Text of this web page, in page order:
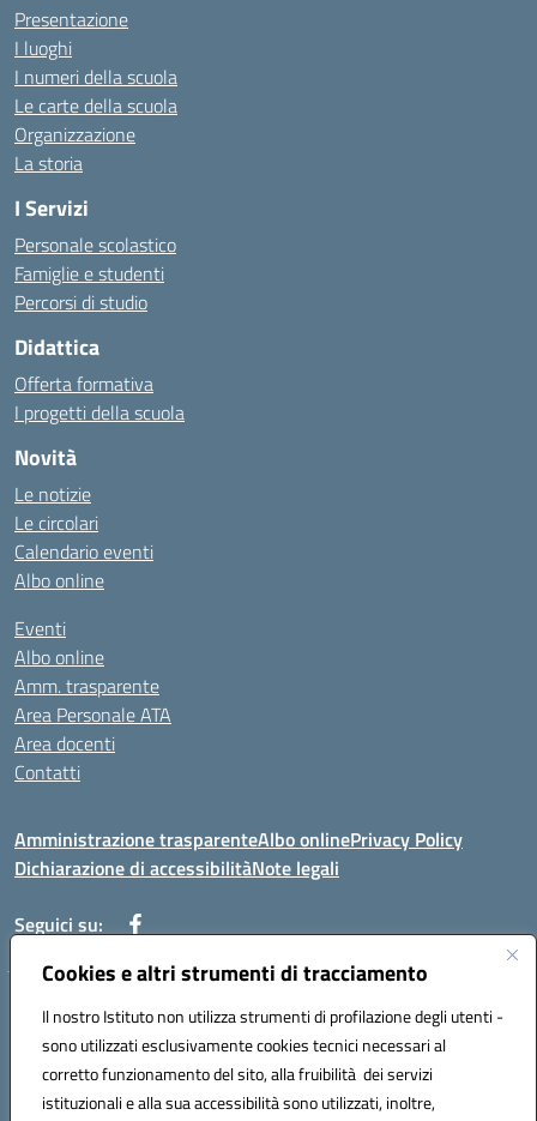
Cookies e altri strumenti di tracciamento
Il nostro Istituto non utilizza strumenti di profilazione degli utenti -
sono utilizzati esclusivamente cookies tecnici necessari al
corretto funzionamento del sito, alla fruibilità dei servizi
istituzionali e alla sua accessibilità sono utilizzati, inoltre,
Presentazione
I luoghi
I numeri della scuola
Le carte della scuola
Organizzazione
La storia
I Servizi
Personale scolastico
Famiglie e studenti
Percorsi di studio
Didattica
Offerta formativa
I progetti della scuola
Novità
Le notizie
Le circolari
Calendario eventi
Albo online
Eventi
Albo online
Amm. trasparente
Area Personale ATA
Area docenti
Contatti
Amministrazione trasparenteAlbo onlinePrivacy Policy
Dichiarazione di accessibilitàNote legali
Seguici su:
Indirizzo: VIA BRECCIAME, 46 - 81024 MADDALONI (CE)
Mail: CEIC8AU001@istruzione.it - Pec: CEIC8AU001@pec.istruzione.it -
Telefono: 0823408721
Meccanografico: CEIC8AU001
Codice fiscale: 93086080616